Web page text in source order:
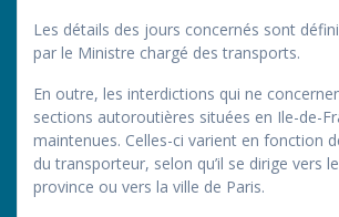
Les détails des jours concernés sont
par le Ministre chargé des transports.
En outre, les interdictions qui ne
sections autoroutières situées en Ile-de-
maintenues. Celles-ci varient en fonction
du transporteur, selon qu’il se dirige vers
province ou vers la ville de Paris.